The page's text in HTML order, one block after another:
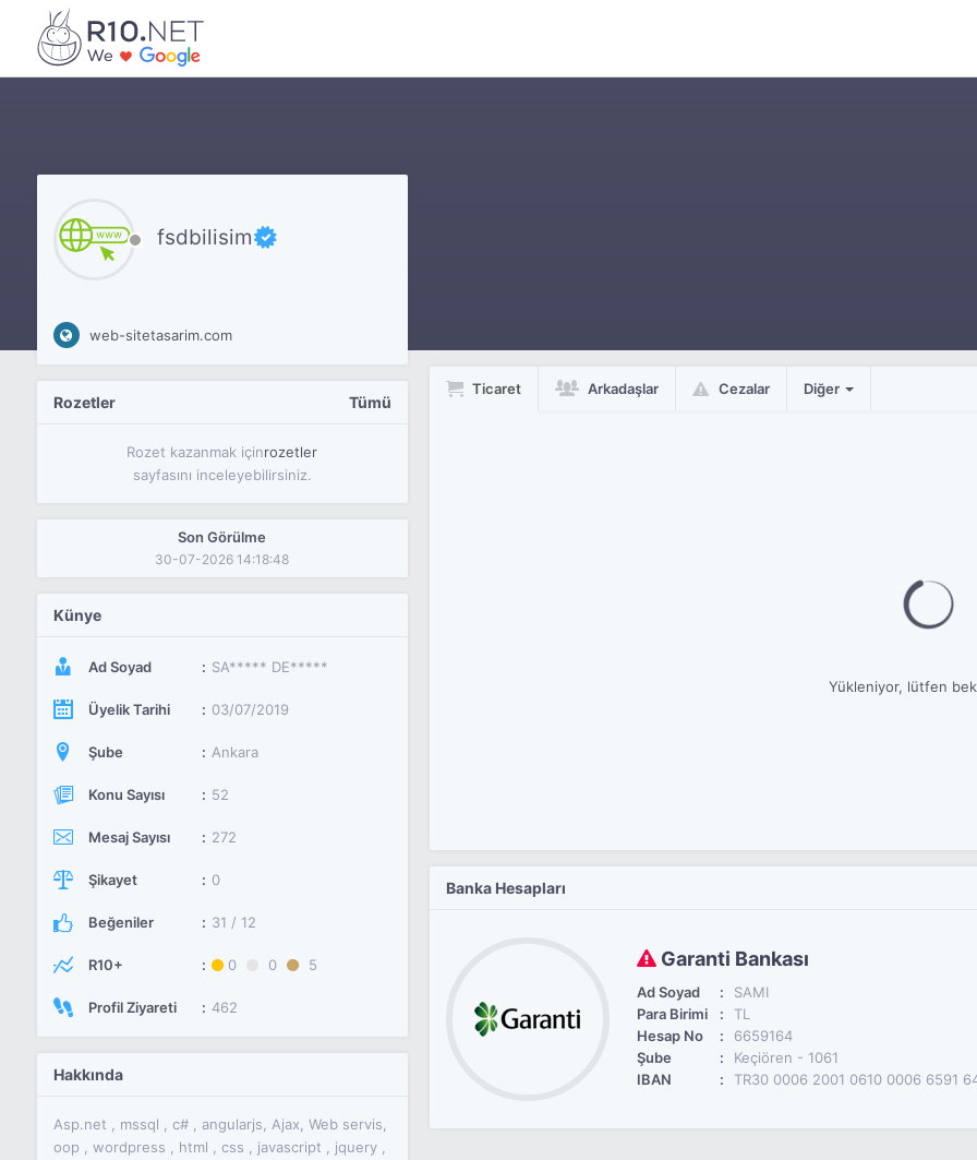
fsdbilisim
web-sitetasarim.com
Rozetler Tümü
Rozet kazanmak içinrozetler
sayfasını inceleyebilirsiniz.
Son Görülme
30-07-2026 14:18:48
Künye
Ad Soyad SA***** DE*****
Üyelik Tarihi 03/07/2019
Şube Ankara
Konu Sayısı 52
Mesaj Sayısı 272
Şikayet 0
Beğeniler 31 / 12
R10+ 0 0 5
Profil Ziyareti 462
Hakkında
Asp.net , mssql , c# , angularjs, Ajax, Web servis,
oop , wordpress , html , css , javascript , jquery ,
Ticaret Arkadaşlar Cezalar Diğer
Yükleniyor, lütfen
Banka Hesapları
Garanti Bankası
Ad Soyad
SAMI
Para Birimi
TL
Hesap No
6659164
Şube
Keçiören - 1061
IBAN
TR30 0006 2001 0610 0006 6591